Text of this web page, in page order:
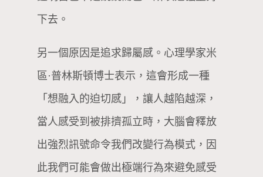
下去。
另一個原因是追求歸屬感。心理學家米
區·普林斯頓博士表示，這會形成一種
「想融入的迫切感」，讓人越陷越深，
當人感受到被排擠孤立時，大腦會釋放
出強烈訊號命令我們改變行為模式，因
此我們可能會做出極端行為來避免感受